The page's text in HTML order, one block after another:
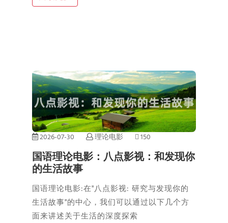
2026-07-30 理论电影 150
国语理论电影：八点影视：和发现你
的生活故事
国语理论电影:在"八点影视: 研究与发现你的
生活故事"的中心，我们可以通过以下几个方
面来讲述关于生活的深度探索